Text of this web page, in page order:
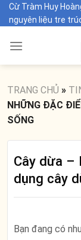
SkipCừ Tràm Huy
nguyên liệu tre
TRANG CHỦ »
NHỮNG ĐẶC
SỐNG
Cây dừa –
dụng cây
Bạn đang có